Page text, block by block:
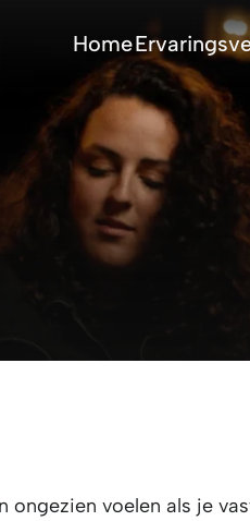
Home
ongezien voelen als je